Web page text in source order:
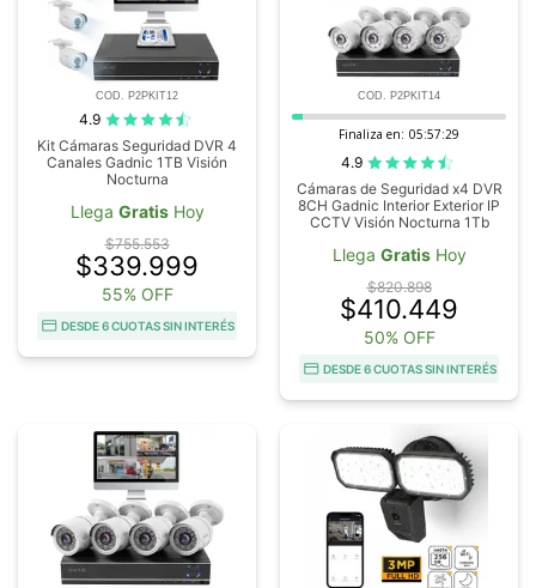
COD. P2PKIT12
4.9
Kit Cámaras Seguridad DVR 4
Canales Gadnic 1TB Visión
Nocturna
Llega GratisHoy
$755.553
$339.999
55% OFF
DESDE 6 CUOTAS SIN INTERÉS
COD. P2PKIT14
Finaliza en: 05:57:28
4.9
Cámaras de Seguridad x4 DVR
8CH Gadnic Interior Exterior IP
CCTV Visión Nocturna 1Tb
Llega GratisHoy
$820.898
$410.449
50% OFF
DESDE 6 CUOTAS SIN INTERÉS